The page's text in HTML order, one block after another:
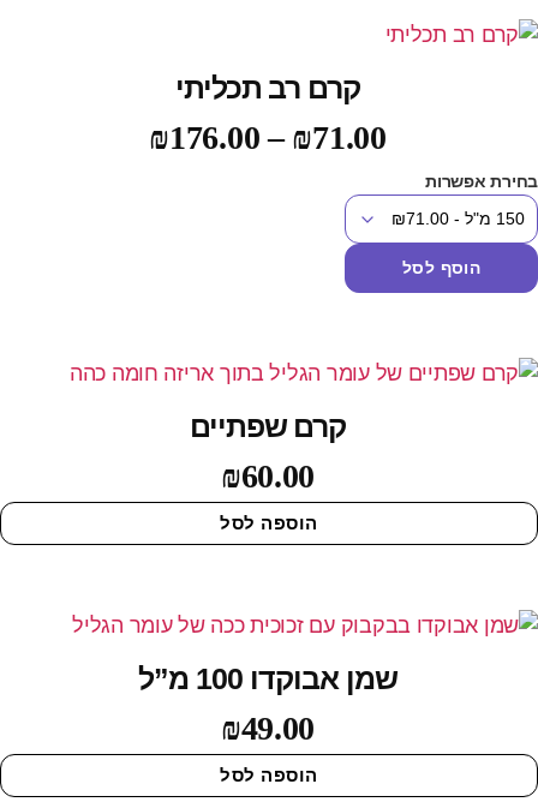
קרם רב תכליתי
₪71.00
–
₪176.00
אפשרות
הוסף לסל
קרם שפתיים
₪60.00
הוספה לסל
שמן אבוקדו 100 מ”ל
₪49.00
הוספה לסל